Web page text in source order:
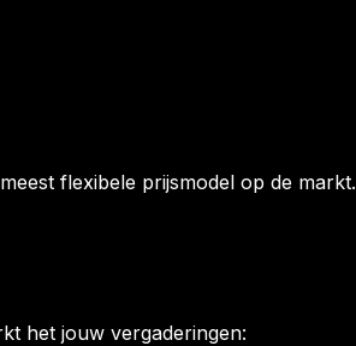
flexibele prijsmodel op de markt.
het jouw vergaderingen: